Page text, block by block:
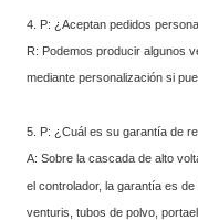
4. P: ¿Aceptan pedidos
R: Podemos producir algunos
mediante personalización si
5. P: ¿Cuál es su garantía de
A: Sobre la cascada de alto
el controlador, la garantía es
venturis, tubos de polvo,